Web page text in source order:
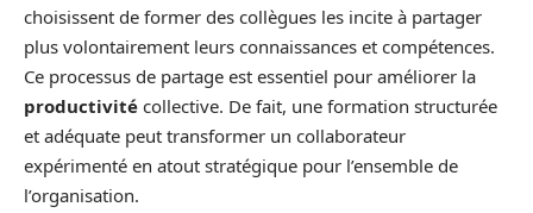
choisissent de former des collègues les incite à partager
plus volontairement leurs connaissances et compétences.
Ce processus de partage est essentiel pour améliorer la
productivité collective. De fait, une formation structurée
et adéquate peut transformer un collaborateur
expérimenté en atout stratégique pour l’ensemble de
l’organisation.